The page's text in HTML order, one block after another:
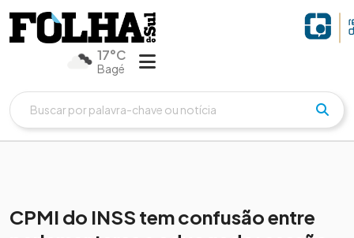
17°C
Bagé
CPMI do INSS tem confusão entre